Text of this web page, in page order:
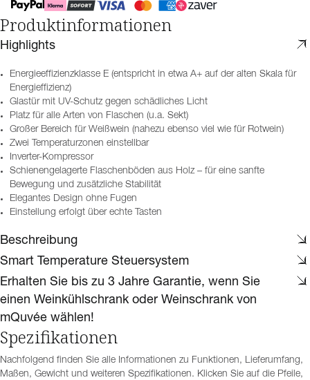
Produktinformationen
Highlights
Energieeffizienzklasse E (entspricht in etwa A+ auf der alten Skala für
Energieffizienz)
Glastür mit UV-Schutz gegen schädliches Licht
Platz für alle Arten von Flaschen (u.a. Sekt)
Großer Bereich für Weißwein (nahezu ebenso viel wie für Rotwein)
Zwei Temperaturzonen einstellbar
Inverter-Kompressor
Schienengelagerte Flaschenböden aus Holz – für eine sanfte
Bewegung und zusätzliche Stabilität
Elegantes Design ohne Fugen
Einstellung erfolgt über echte Tasten
Beschreibung
Smart Temperature Steuersystem
Erhalten Sie bis zu 3 Jahre Garantie, wenn Sie
einen Weinkühlschrank oder Weinschrank von
mQuvée wählen!
Spezifikationen
Nachfolgend finden Sie alle Informationen zu Funktionen, Lieferumfang,
Maßen, Gewicht und weiteren Spezifikationen. Klicken Sie auf die Pfeile,